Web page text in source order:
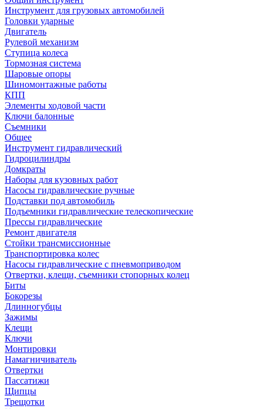
Инструмент для грузовых автомобилей
Головки ударные
Двигатель
Рулевой механизм
Ступица колеса
Тормозная система
Шаровые опоры
Шиномонтажные работы
КПП
Элементы ходовой части
Ключи балонные
Съемники
Общее
Инструмент гидравлический
Гидроцилиндры
Домкраты
Наборы для кузовных работ
Насосы гидравлические ручные
Подставки под автомобиль
Подъемники гидравлические телескопические
Прессы гидравлические
Ремонт двигателя
Стойки трансмиссионные
Транспортировка колес
Насосы гидравлические с пневмоприводом
Отвертки, клещи, съемники стопорных колец
Биты
Бокорезы
Длинногубцы
Зажимы
Клещи
Ключи
Монтировки
Намагничиватель
Отвертки
Пассатижи
Щипцы
Трещотки